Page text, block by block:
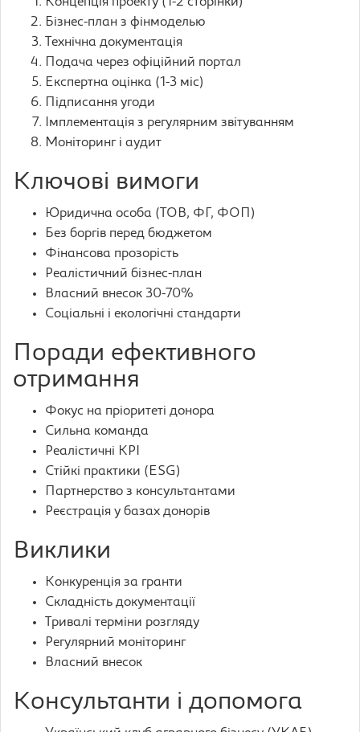
Бізнес-план з фінмоделью
Технічна документація
Подача через офіційний портал
Експертна оцінка (1-3 міс)
Підписання угоди
Імплементація з регулярним звітуванням
Моніторинг і аудит
Ключові вимоги
Юридична особа (ТОВ, ФГ, ФОП)
Без боргів перед бюджетом
Фінансова прозорість
Реалістичний бізнес-план
Власний внесок 30-70%
Соціальні і екологічні стандарти
Поради ефективного
отримання
Фокус на пріоритеті донора
Сильна команда
Реалістичні KPI
Стійкі практики (ESG)
Партнерство з консультантами
Реєстрація у базах донорів
Виклики
Конкуренція за гранти
Складність документації
Тривалі терміни розгляду
Регулярний моніторинг
Власний внесок
Консультанти і допомога